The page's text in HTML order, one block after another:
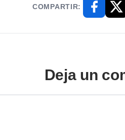
COMPARTIR: Facebook
X
Deja un